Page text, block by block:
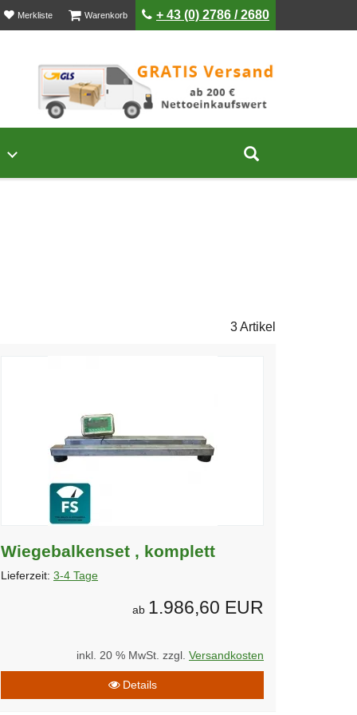
Merklisteist leer Warenkorbist leer+ 43 (0) 2786 / 2680
Untermenü von Unternehmen öffnen
3 Artikel
Wiegebalkenset , komplett
Lieferzeit: 3-4 Tage
ab 1.986,60 EUR
inkl. 20 % MwSt. zzgl. Versandkosten
Details